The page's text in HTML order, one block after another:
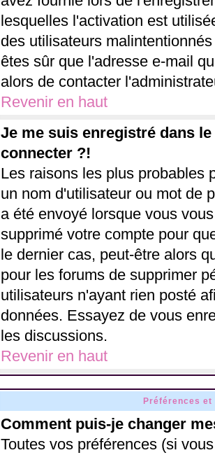
lesquelles l'activation est
des utilisateurs
êtes sûr que l'adresse e-mail
alors de contacter
Revenir en haut
Je me suis enregistré dans
connecter ?!
Les raisons les plus probables
un nom d'utilisateur ou mot de
a été envoyé lorsque vous
supprimé votre compte pour
le dernier cas, peut-être alors
pour les forums de supprimer
utilisateurs n'ayant rien posté
données. Essayez de vous
les discussions.
Revenir en haut
Préférences
Comment puis-je changer
Toutes vos préférences (si